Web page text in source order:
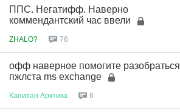
ППС. Негатифф. Наверно
коммендантский час ввели
ZHALO? 76
офф наверное помогите разобраться
пжлста ms exchange
Капитан Арктика 6